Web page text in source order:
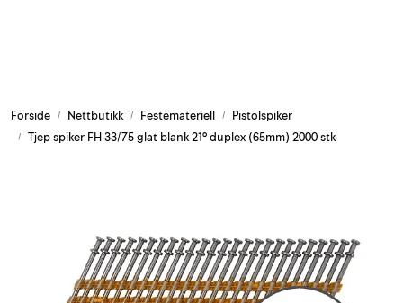
Forside Nettbutikk Festemateriell
Pistolspiker
Tjep spiker FH 33/75 glat blank 21° duplex (65mm) 2000 stk
Belysning og sesong
Forskaling